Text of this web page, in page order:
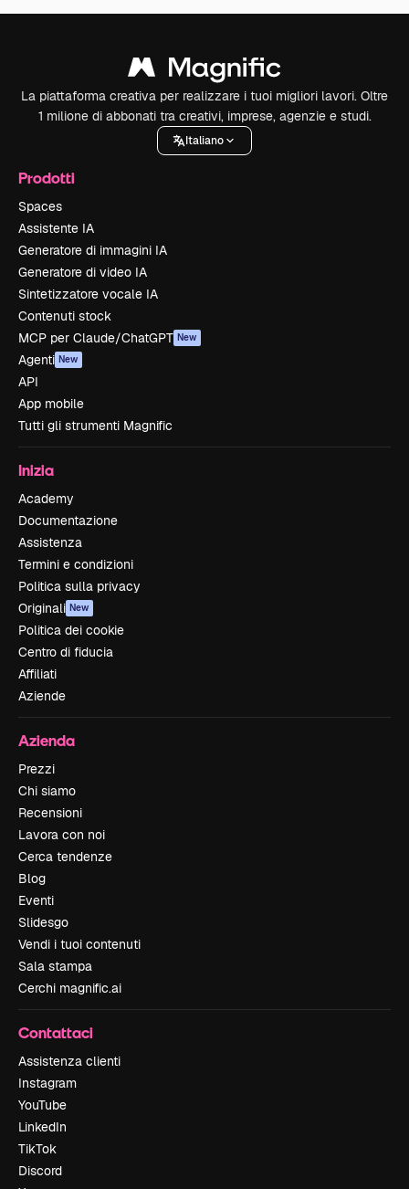
La piattaforma creativa per realizzare i tuoi migliori lavori. Oltre
1 milione di abbonati tra creativi, imprese, agenzie e studi.
Italiano
Prodotti
Spaces
Assistente IA
Generatore di immagini IA
Generatore di video IA
Sintetizzatore vocale IA
Contenuti stock
MCP per Claude/ChatGPT New
Agenti New
API
App mobile
Tutti gli strumenti Magnific
Inizia
Academy
Documentazione
Assistenza
Termini e condizioni
Politica sulla privacy
Originali New
Politica dei cookie
Centro di fiducia
Affiliati
Aziende
Azienda
Prezzi
Chi siamo
Recensioni
Lavora con noi
Cerca tendenze
Blog
Eventi
Slidesgo
Vendi i tuoi contenuti
Sala stampa
Cerchi magnific.ai
Contattaci
Assistenza clienti
Instagram
YouTube
LinkedIn
TikTok
Discord